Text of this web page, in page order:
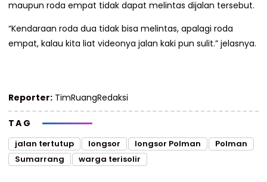
maupun roda empat tidak dapat melintas dijalan tersebut.
“Kendaraan roda dua tidak bisa melintas, apalagi roda
empat, kalau kita liat videonya jalan kaki pun sulit.” jelasnya.
Reporter: TimRuangRedaksi
TAG
jalan tertutup longsor longsor Polman
Polman
Sumarrang
warga terisolir